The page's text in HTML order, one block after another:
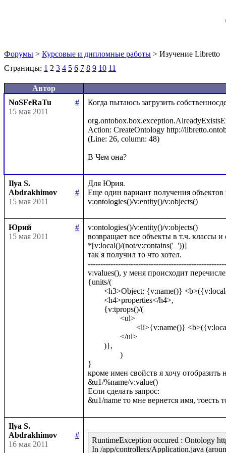
Форумы > Курсовые и дипломные работы > Изучение Libretto
Страницы: 1 2 3 4 5 6 7 8 9 10 11
Автор
NoSFeRaTu
#
15 мая 2011
Когда пытаюсь загрузить
Action: CreateOntology http://
(Line: 26, column: 48)
Ilya S.
Abdrakhimov
#
15 мая 2011
Для Юрия.
Еще один вариант получения объектов
Юрий
#
15 мая 2011
v:ontologies()/v:entity()/v:objects()
возвращает все объекты в т.ч. классы
*[v:local()/(not/v:contains('_'))]
так я получил то что хотел.
v:values(), у меня происходит
{units/(
}
кроме имен свойств я хочу отобразить
&u1/%name/v:value()
Если сделать запрос:
Ilya S.
Abdrakhimov
#
16 мая 2011
RuntimeException occured : Ontology
In /app/controllers/Application.java